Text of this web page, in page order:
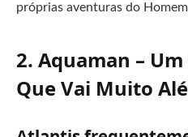
próprias aventuras do
2. Aquaman –
Que Vai Muito